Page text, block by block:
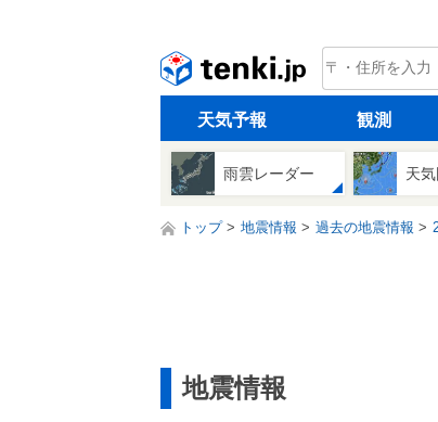
tenki.jp
天気予報 観測
雨雲レーダー 天気
トップ 地震情報 過去の地震情報
地震情報